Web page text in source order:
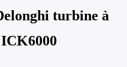
turbine à